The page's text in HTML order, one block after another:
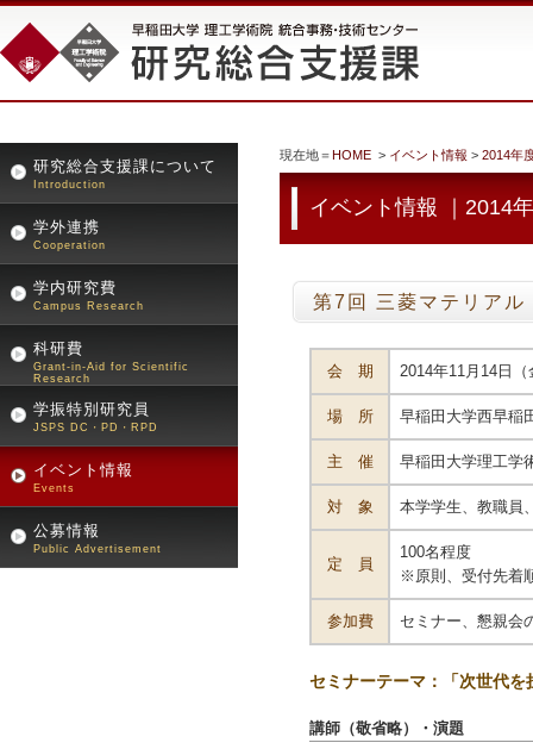
研究総合支援課について
Introduction
学外連携
Cooperation
学内研究費
Campus Research
科研費
Grant-in-Aid for Scientific
Research
学振特別研究員
JSPS DC・PD・RPD
イベント情報
Events
公募情報
Public Advertisement
現在地＝HOME > イベント情報 > 2014年
イベント情報 ｜2014
第7回 三菱マテリアル
会 期 2014年11月14日
場 所 早稲田大学西早稲
主 催 早稲田大学理工学
対 象 本学学生、教職員
定 員
100名程度
※原則、受付先着
参加費 セミナー、懇親会
セミナーテーマ：「次世代
講師（敬省略）・演題